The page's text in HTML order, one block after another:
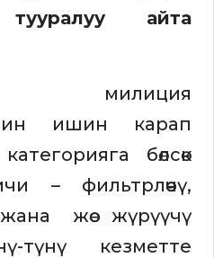
тууралуу айта
милиция
ишин карап
бөлсөк
– фильтрлөөчү,
жөө жүрүүчү
түнү кезметте